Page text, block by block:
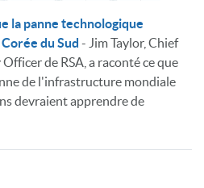
la panne technologique
du Sud - Jim Taylor, Chief
de RSA, a raconté ce que
de l'infrastructure mondiale
devraient apprendre de